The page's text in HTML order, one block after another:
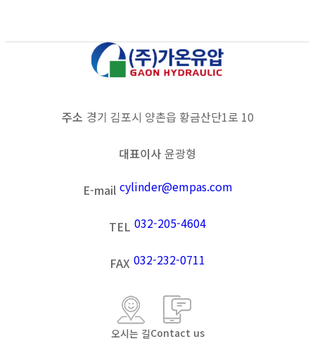
주소 경기 김포시 양촌읍 황금산단1로 10
대표이사 윤광형
E-mail cylinder@empas.com
TEL 032-205-4604
FAX 032-232-0711
오시는 길Contact us